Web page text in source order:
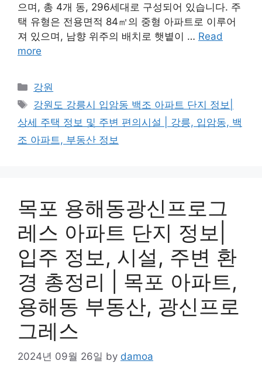
으며, 총 4개 동, 296세대로 구성되어 있습니다. 주
택 유형은 전용면적 84㎡의 중형 아파트로 이루어
져 있으며, 남향 위주의 배치로 햇볕이 … Read
more
Categories
강원
Tags
강원도 강릉시 입암동 백조 아파트 단지 정보|
상세 주택 정보 및 주변 편의시설 | 강릉, 입암동, 백
조 아파트, 부동산 정보
목포 용해동광신프로그
레스 아파트 단지 정보|
입주 정보, 시설, 주변 환
경 총정리 | 목포 아파트,
용해동 부동산, 광신프로
그레스
2024년 09월 26일 by damoa